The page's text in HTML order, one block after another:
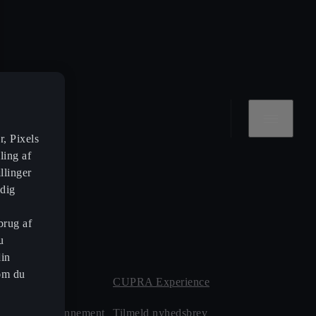
CUPRA Experience
Tilmeld nyhedsbrev
Pixels
af
af
du